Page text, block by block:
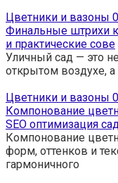
Цветники и вазоны 0
Финальные штрихи
и практические сове
Уличный сад — это
открытом воздухе, а
Цветники и вазоны 0
Компонование
SEO оптимизация
Компонование
форм, оттенков и
гармоничного